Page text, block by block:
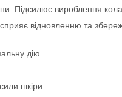
Підсилює вироблення
відновленню та
дію.
шкіри.